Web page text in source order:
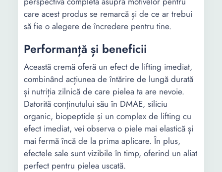
care acest produs se remarcă și de ce ar trebui
să fie o alegere de încredere pentru tine.
Performanță și beneficii
Această cremă oferă un efect de lifting imediat,
combinând acțiunea de întărire de lungă durată
și nutriția zilnică de care pielea ta are nevoie.
Datorită conținutului său în DMAE, siliciu
organic, biopeptide și un complex de lifting cu
efect imediat, vei observa o piele mai elastică și
mai fermă încă de la prima aplicare. În plus,
efectele sale sunt vizibile în timp, oferind un aliat
perfect pentru pielea uscată.